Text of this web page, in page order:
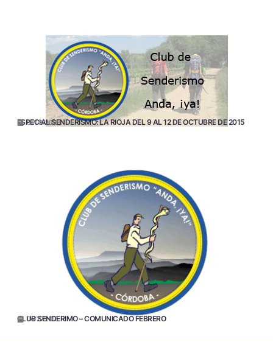
ESPECIAL SENDERISMO: LA RIOJA DEL 9 AL 12 DE OCTUBRE DE 2015
07/09/2015
CLUB SENDERIMO – COMUNICADO FEBRERO
04/27/2015